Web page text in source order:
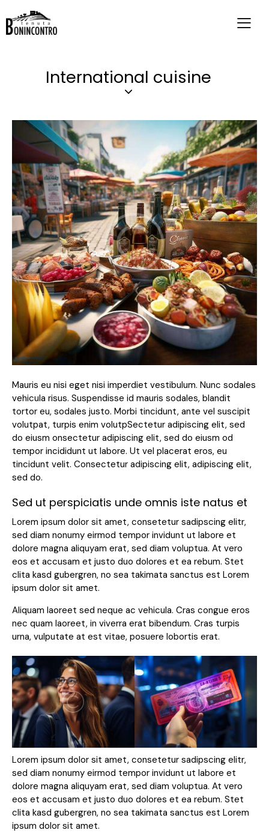
International cuisine
Mauris eu nisi eget nisi imperdiet vestibulum. Nunc sodales
vehicula risus. Suspendisse id mauris sodales, blandit
tortor eu, sodales justo. Morbi tincidunt, ante vel suscipit
volutpat, turpis enim volutpSectetur adipiscing elit, sed
do eiusm onsectetur adipiscing elit, sed do eiusm od
tempor incididunt ut labore. Ut vel placerat eros, eu
tincidunt velit. Consectetur adipiscing elit, adipiscing elit,
sed do.
Sed ut perspiciatis unde omnis iste natus et
Lorem ipsum dolor sit amet, consetetur sadipscing elitr,
sed diam nonumy eirmod tempor invidunt ut labore et
dolore magna aliquyam erat, sed diam voluptua. At vero
eos et accusam et justo duo dolores et ea rebum. Stet
clita kasd gubergren, no sea takimata sanctus est Lorem
ipsum dolor sit amet.
Aliquam laoreet sed neque ac vehicula. Cras congue eros
nec quam laoreet, in viverra erat bibendum. Cras turpis
urna, vulputate at est vitae, posuere lobortis erat.
Lorem ipsum dolor sit amet, consetetur sadipscing elitr,
sed diam nonumy eirmod tempor invidunt ut labore et
dolore magna aliquyam erat, sed diam voluptua. At vero
eos et accusam et justo duo dolores et ea rebum. Stet
clita kasd gubergren, no sea takimata sanctus est Lorem
ipsum dolor sit amet.